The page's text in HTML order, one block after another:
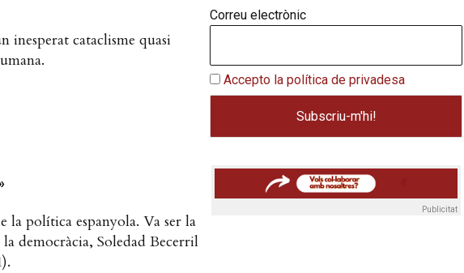
inesperat cataclisme quasi
la política espanyola. Va ser la
democràcia, Soledad Becerril
Correu electrònic
Accepto la política de privadesa
Publicitat